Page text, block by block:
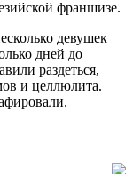
франшизе.
девушек
дней до
раздеться,
и целлюлита.